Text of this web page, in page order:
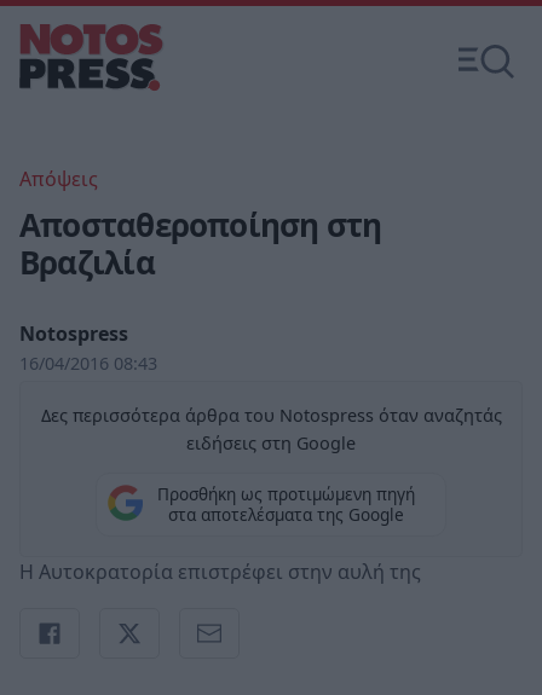
Απόψεις
Αποσταθεροποίηση στη
Βραζιλία
Notospress
16/04/2016 08:43
Δες περισσότερα άρθρα του Notospress όταν αναζητάς
ειδήσεις στη Google
Προσθήκη ως προτιμώμενη πηγή
στα αποτελέσματα της Google
Η Αυτοκρατορία επιστρέφει στην αυλή της